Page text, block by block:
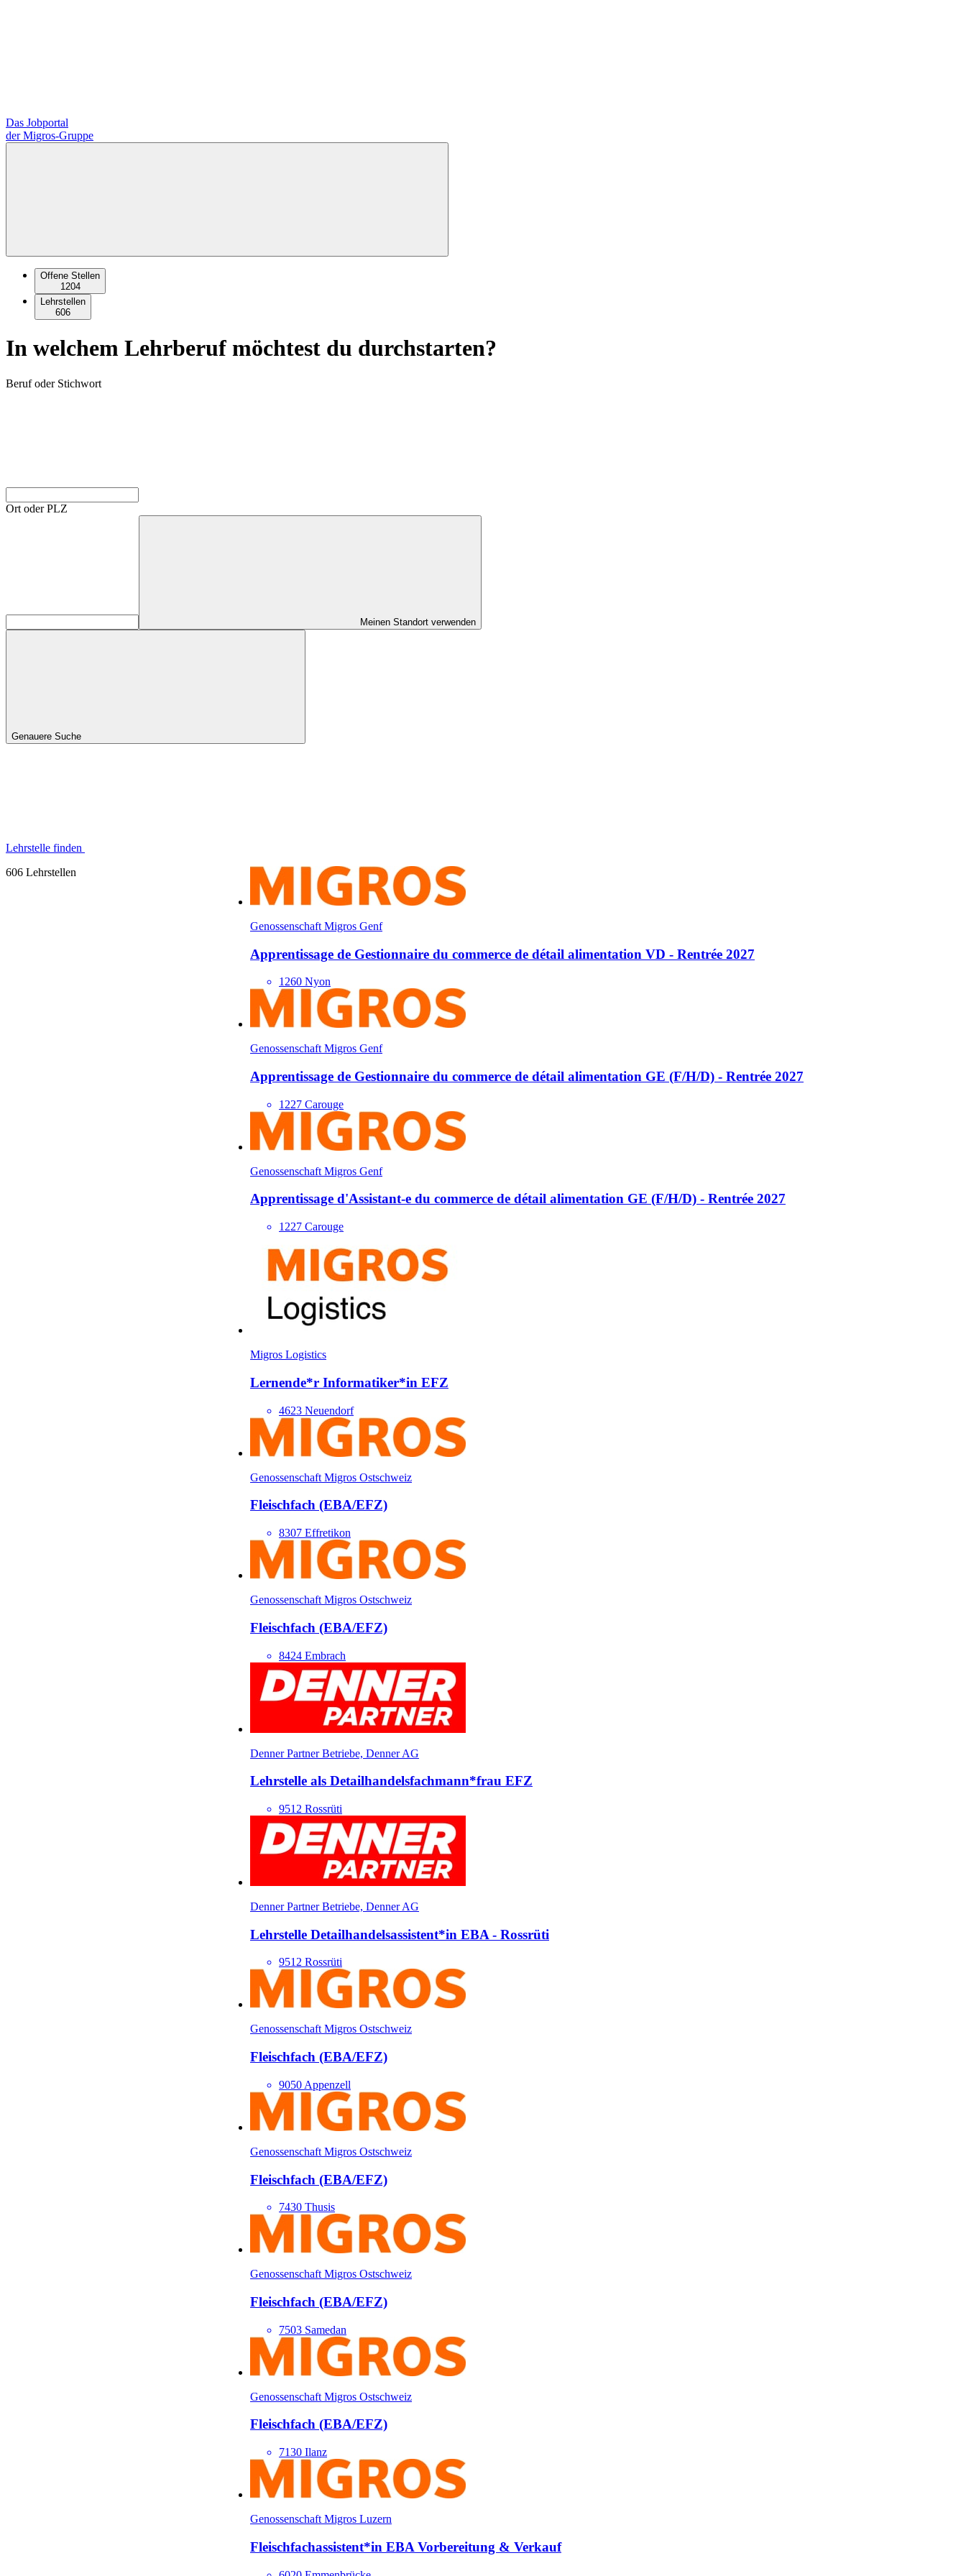
Das Jobportal
der Migros-Gruppe
Offene Stellen
1204
Lehrstellen
606
In welchem Lehrberuf möchtest du durchstarten?
Beruf oder Stichwort
Ort oder PLZ
Meinen Standort verwenden
Genauere Suche
Lehrstelle finden
606 Lehrstellen
Genossenschaft Migros Genf
Apprentissage de Gestionnaire du commerce de détail alimentation VD - Rentrée 2027
1260 Nyon
Genossenschaft Migros Genf
Apprentissage de Gestionnaire du commerce de détail alimentation GE (F/​H/​D) - Rentrée 2027
1227 Carouge
Genossenschaft Migros Genf
Apprentissage d'Assistant-e du commerce de détail alimentation GE (F/​H/​D) - Rentrée 2027
1227 Carouge
Migros Logistics
Lernende*​r Informati­ker*​in EFZ
4623 Neuendorf
Genossenschaft Migros Ostschweiz
Fleisch­fach (EBA/​EFZ)
8307 Effretikon
Genossenschaft Migros Ostschweiz
Fleisch­fach (EBA/​EFZ)
8424 Embrach
Denner Partner Betriebe, Denner AG
Lehrstelle als Detailhandels­fach­mann*​frau EFZ
9512 Rossrüti
Denner Partner Betriebe, Denner AG
Lehrstelle Detailhandels­assistent*​in EBA - Rossrüti
9512 Rossrüti
Genossenschaft Migros Ostschweiz
Fleisch­fach (EBA/​EFZ)
9050 Appenzell
Genossenschaft Migros Ostschweiz
Fleisch­fach (EBA/​EFZ)
7430 Thusis
Genossenschaft Migros Ostschweiz
Fleisch­fach (EBA/​EFZ)
7503 Samedan
Genossenschaft Migros Ostschweiz
Fleisch­fach (EBA/​EFZ)
7130 Ilanz
Genossenschaft Migros Luzern
Fleisch­fach­assistent*​in EBA Vorbereitung & Verkauf